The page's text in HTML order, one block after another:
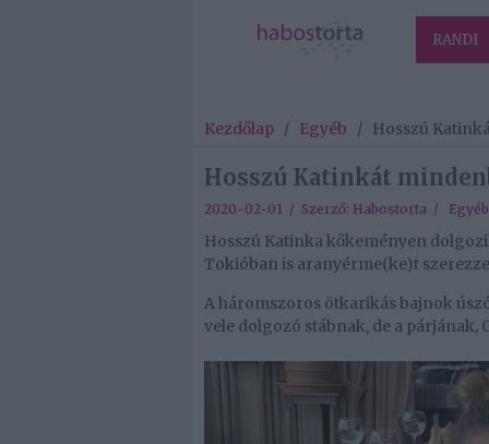
RANDI
Kezdőlap / Egyéb / Hosszú
Hosszú Katinkát
2020-02-01 / Szerző: Habostorta / Egyéb
Hosszú Katinka kőkeményen
Tokióban is aranyérme(ke)t
A háromszoros ötkarikás bajnok
vele dolgozó stábnak, de a párjának,